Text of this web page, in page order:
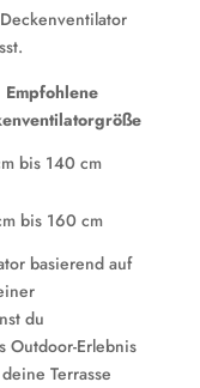
Empfohlene
bis 140 cm
bis 160 cm
basierend auf
du
Outdoor-Erlebnis
Terrasse